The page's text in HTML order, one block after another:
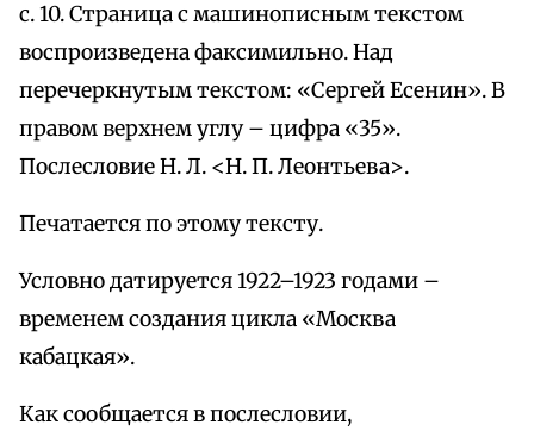
с. 10. Страница с машинописным текстом
воспроизведена факсимильно. Над
перечеркнутым текстом: «Сергей Есенин». В
правом верхнем углу – цифра «35».
Послесловие Н. Л. <Н. П. Леонтьева>.
Печатается по этому тексту.
Условно датируется 1922–1923 годами –
временем создания цикла «Москва
кабацкая».
Как сообщается в послесловии,